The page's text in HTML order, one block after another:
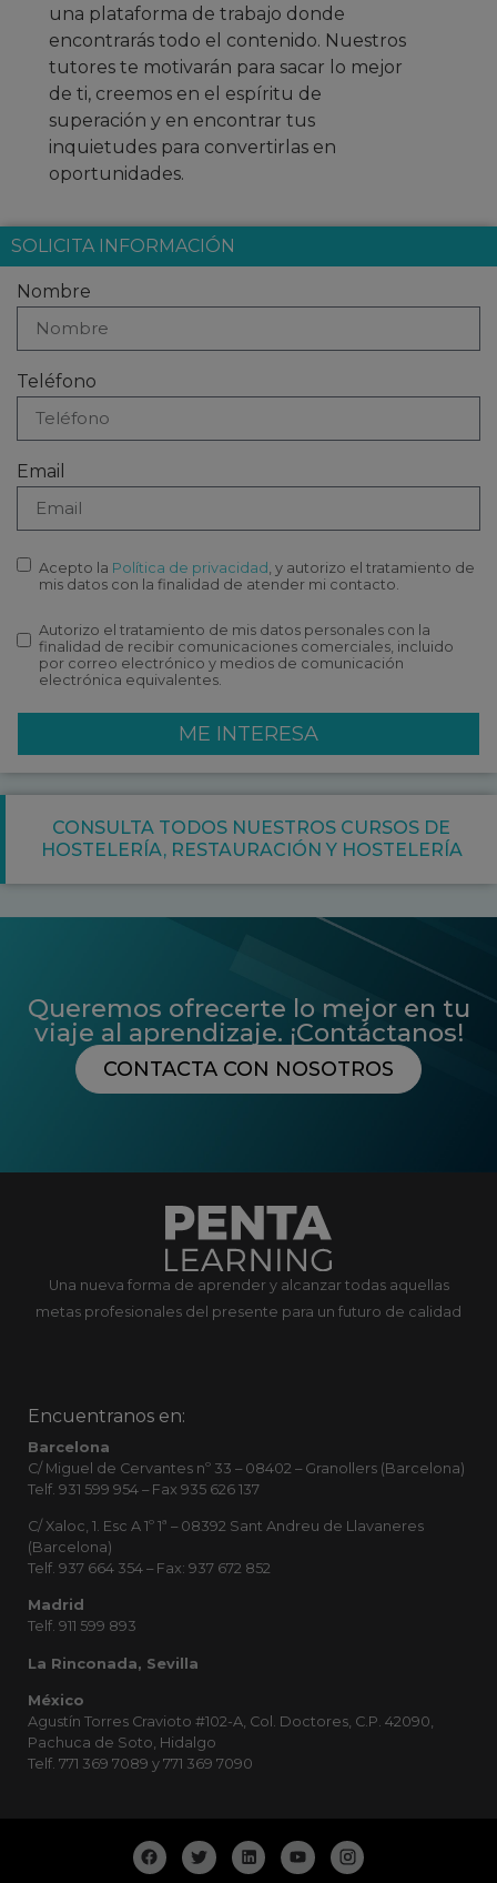
una plataforma de trabajo donde
encontrarás todo el contenido. Nuestros
tutores te motivarán para sacar lo mejor
de ti, creemos en el espíritu de
superación y en encontrar tus
inquietudes para convertirlas en
oportunidades.
SOLICITA INFORMACIÓN
Nombre
Teléfono
Email
Acepto la Política de privacidad , y autorizo el tratamiento de
mis datos con la finalidad de atender mi contacto.
Autorizo el tratamiento de mis datos personales con la
finalidad de recibir comunicaciones comerciales, incluido
por correo electrónico y medios de comunicación
electrónica equivalentes.
ME INTERESA
CONSULTA TODOS NUESTROS CURSOS DE
HOSTELERÍA, RESTAURACIÓN Y HOSTELERÍA
Queremos ofrecerte lo mejor en tu
viaje al aprendizaje. ¡Contáctanos!
CONTACTA CON NOSOTROS
Una nueva forma de aprender y alcanzar todas aquellas
metas profesionales del presente para un futuro de calidad
Encuentranos en:
Barcelona
C/ Miguel de Cervantes nº 33 – 08402 – Granollers (Barcelona)
Telf. 931 599 954 – Fax 935 626 137
C/ Xaloc, 1. Esc A 1º 1ª – 08392 Sant Andreu de Llavaneres
(Barcelona)
Telf. 937 664 354 – Fax: 937 672 852
Madrid
Telf. 911 599 893
La Rinconada, Sevilla
México
Agustín Torres Cravioto #102-A, Col. Doctores, C.P. 42090,
Pachuca de Soto, Hidalgo
Telf. 771 369 7089 y 771 369 7090